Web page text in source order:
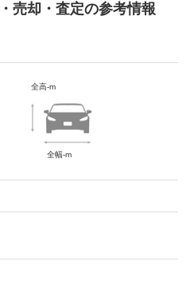
売却・査定の参考情報
全高-m
全幅-m